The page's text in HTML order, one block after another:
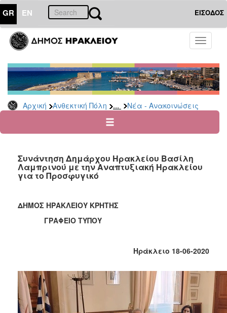
GR EN ΕΙΣΟΔΟΣ
Toggle
Αρχική Ανθεκτική Πόλη ... Νέα - Ανακοινώσεις
ΑΝΘΕΚΤΙΚΗ
ΠΟΛΗ
Κοινωνική
Πολιτική
Νέα
Ανακοινώσεις
για
Οικονομική
Αδυναμία
Καταστροφές
Κέντρα
Κέντρα
Δημιουργικής
Απασχόλησης
Παιδιών
(Κ.Δ.Α.Π.)
Συνάντηση Δημάρχου Ηρακλείου Βασίλη
Λαμπρινού με την Αναπτυξιακή Ηρακλείου
για το Προσφυγικό
ΔΗΜΟΣ ΗΡΑΚΛΕΙΟΥ ΚΡΗΤΗΣ
ΓΡΑΦΕΙΟ ΤΥΠΟΥ
Ηράκλειο 18-06-2020